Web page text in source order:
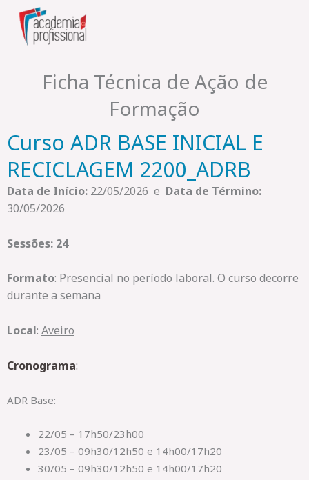
content
Ficha Técnica de Ação de
Formação
Curso ADR BASE INICIAL E
RECICLAGEM 2200_ADRB
Data de Início: 22/05/2026 e Data de Término:
30/05/2026
Sessões: 24
Formato: Presencial no período laboral. O curso decorre
durante a semana
Local: Aveiro
Cronograma:
ADR Base:
22/05 – 17h50/23h00
23/05 – 09h30/12h50 e 14h00/17h20
30/05 – 09h30/12h50 e 14h00/17h20